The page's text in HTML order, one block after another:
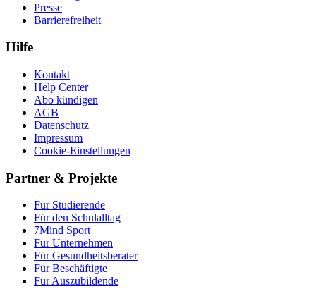
Presse
Barrierefreiheit
Hilfe
Kontakt
Help Center
Abo kündigen
AGB
Datenschutz
Impressum
Cookie-Einstellungen
Partner & Projekte
Für Stu­die­rende
Für den Schulalltag
7Mind Sport
Für Unter­neh­men
Für Gesund­heits­be­ra­ter
Für Beschäftigte
Für Auszubildende